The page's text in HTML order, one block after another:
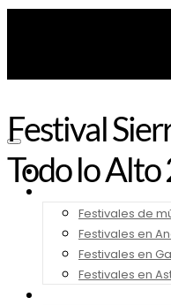
Noticias
Festivales de
Festivales en
Festivales en
Festivales en
Festival
Todo lo